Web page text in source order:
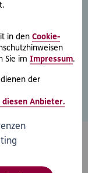
in den Cookie-
Sie im Impressum.
der
diesen Anbieter.
zu unten